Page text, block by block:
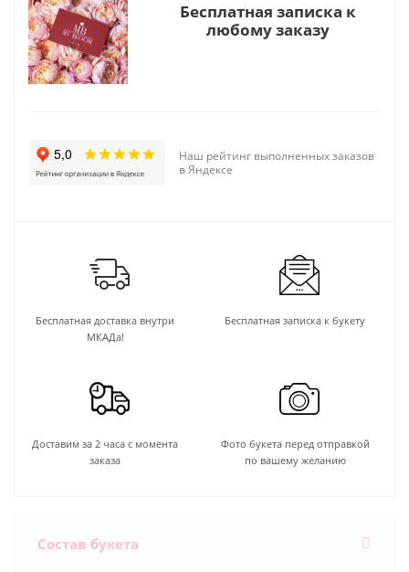
Бесплатная записка к
любому заказу
Наш рейтинг выполненных заказов
в Яндексе
Бесплатная доставка внутри
МКАДа!
Бесплатная записка к букету
Доставим за 2 часа с момента
заказа
Фото букета перед отправкой
по вашему желанию
Состав букета